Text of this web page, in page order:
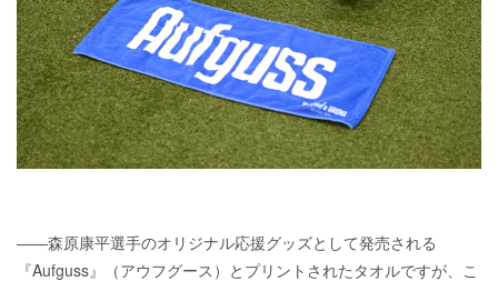
――森原康平選手のオリジナル応援グッズとして発売される
『Aufguss』（アウフグース）とプリントされたタオルですが、こ